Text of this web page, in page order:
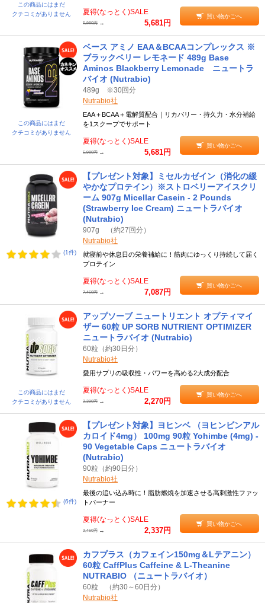
この商品にはまだ
クチコミがありません
夏得(なっとく)SALE
5,980円 → 5,681円
買い物かごへ
この商品にはまだ
クチコミがありません
ベース アミノ EAA＆BCAAコンプレックス ※
ブラックベリー レモネード 489g Base
Aminos Blackberry Lemonade ニュートラ
バイオ (Nutrabio)
489g ※30回分
Nutrabio社
EAA＋BCAA＋電解質配合｜リカバリー・持久力・水分補給
を1スクープでサポート
夏得(なっとく)SALE
5,980円 → 5,681円
買い物かごへ
(1件)
【プレゼント対象】ミセルカゼイン（消化の緩
やかなプロテイン）※ストロベリーアイスクリ
ーム 907g Micellar Casein - 2 Pounds
(Strawberry Ice Cream) ニュートラバイオ
(Nutrabio)
907g （約27回分）
Nutrabio社
就寝前や休息日の栄養補給に！筋肉にゆっくり持続して届く
プロテイン
夏得(なっとく)SALE
7,460円 → 7,087円
買い物かごへ
この商品にはまだ
クチコミがありません
アップソーブ ニュートリエント オプティマイ
ザー 60粒 UP SORB NUTRIENT OPTIMIZER
ニュートラバイオ (Nutrabio)
60粒（約30日分）
Nutrabio社
愛用サプリの吸収性・パワーを高める2大成分配合
夏得(なっとく)SALE
2,390円 → 2,270円
買い物かごへ
(6件)
【プレゼント対象】ヨヒンベ （ヨヒンビンアル
カロイド4mg） 100mg 90粒 Yohimbe (4mg) -
90 Vegetable Caps ニュートラバイオ
(Nutrabio)
90粒（約90日分）
Nutrabio社
最後の追い込み時に！脂肪燃焼を加速させる高刺激性ファッ
トバーナー
夏得(なっとく)SALE
2,460円 → 2,337円
買い物かごへ
カフプラス（カフェイン150mg＆Lテアニン）
60粒 CaffPlus Caffeine & L-Theanine
NUTRABIO （ニュートラバイオ）
60粒 （約30～60日分）
Nutrabio社